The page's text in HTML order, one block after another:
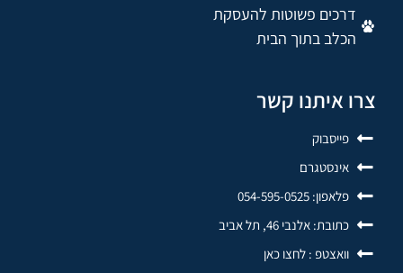
דרכים פשוטות להעסקת
הכלב בתוך הבית
צרו איתנו קשר
פייסבוק
אינסטגרם
פלאפון: 054-595-0525
כתובת: אלנבי 46, תל אביב
וואצטפ : לחצו כאן